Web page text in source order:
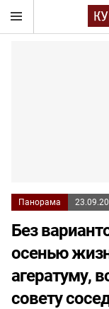
Панорама
Без
осенью
агератуму,
совету